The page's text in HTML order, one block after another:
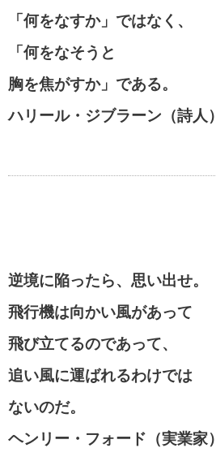
「何をなすか」ではなく、
「何をなそうと
胸を焦がすか」である。
ハリール・ジブラーン（詩人）
逆境に陥ったら、思い出せ。
飛行機は向かい風があって
飛び立てるのであって、
追い風に運ばれるわけでは
ないのだ。
ヘンリー・フォード（実業家）